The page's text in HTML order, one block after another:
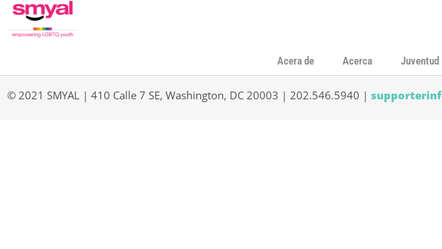
Acera de Acerca Juventud
© 2021 SMYAL | 410 Calle 7 SE, Washington, DC 20003 | 202.546.5940 |